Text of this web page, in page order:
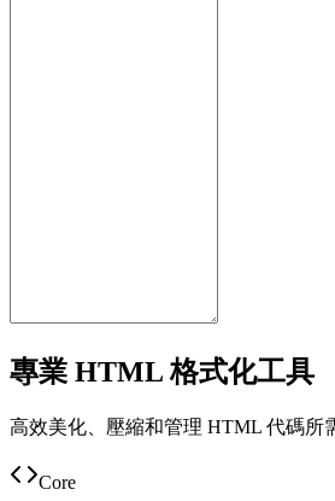
專業 HTML 格式化工具
高效美化、壓縮和管理 HTML 代碼所
Core